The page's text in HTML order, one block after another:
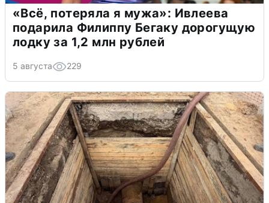
«Всё, потеряла я мужа»: Ивлеева
подарила Филиппу Бегаку дорогущую
лодку за 1,2 млн рублей
5 августа 229